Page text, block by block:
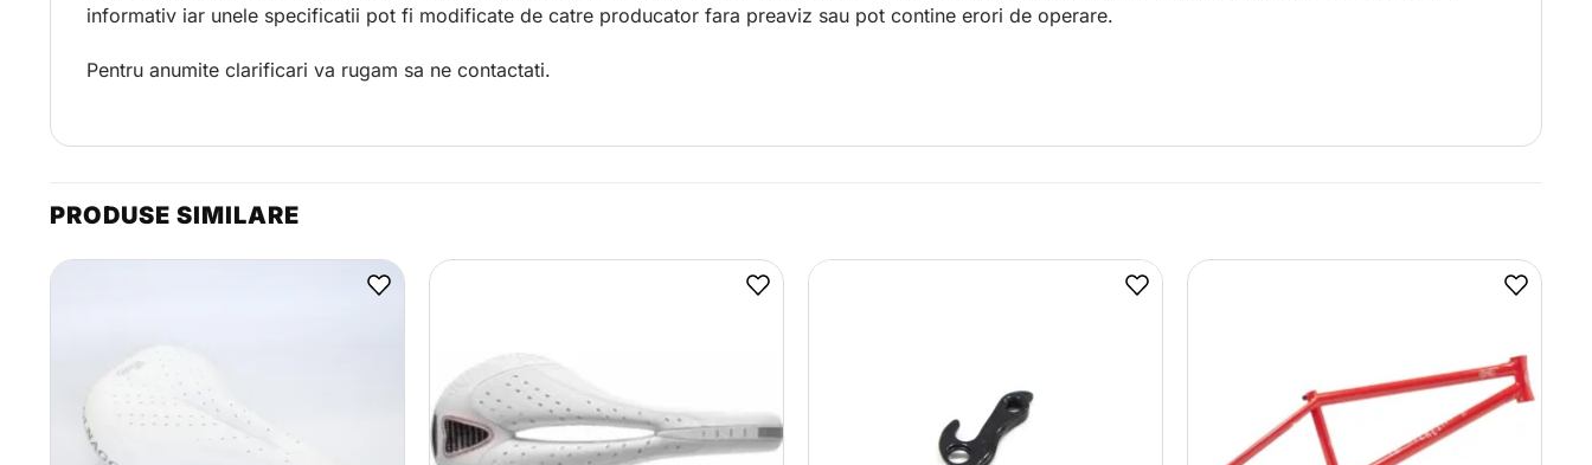
informativ iar unele specificatii pot fi modificate de catre producator fara preaviz sau pot contine erori de operare.
Pentru anumite clarificari va rugam sa ne contactati.
PRODUSE SIMILARE